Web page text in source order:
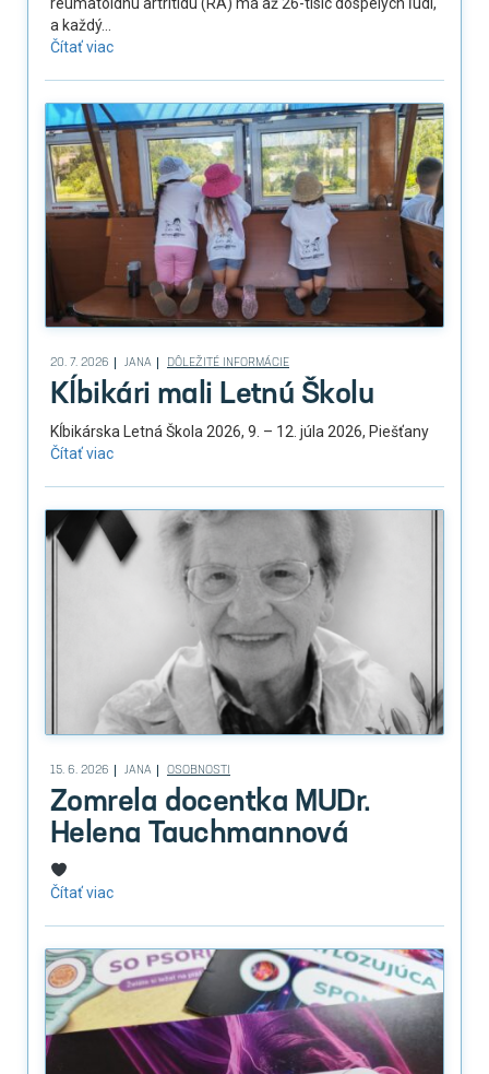
a každý...
Čítať viac
20. 7. 2026 JANA DÔLEŽITÉ INFORMÁCIE
Kĺbikári mali Letnú Školu
Kĺbikárska Letná Škola 2026, 9. – 12. júla 2026, Piešťany
Čítať viac
15. 6. 2026 JANA OSOBNOSTI
Zomrela docentka MUDr.
Helena Tauchmannová
Čítať viac